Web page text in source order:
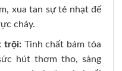
xua tan sự tẻ nhạt để
cháy.
trội:Tinh chất bám tỏa
hút thơm tho, sảng